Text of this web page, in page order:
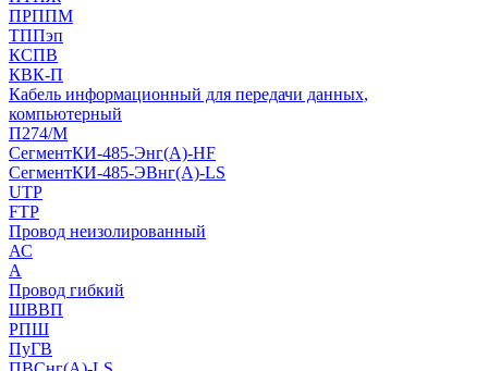
ПРППМ
ТППэп
КСПВ
КВК-П
Кабель информационный для передачи данных,
компьютерный
П274/М
СегментКИ-485-Энг(А)-HF
СегментКИ-485-ЭВнг(А)-LS
UTP
FTP
Провод неизолированный
АС
А
Провод гибкий
ШВВП
РПШ
ПуГВ